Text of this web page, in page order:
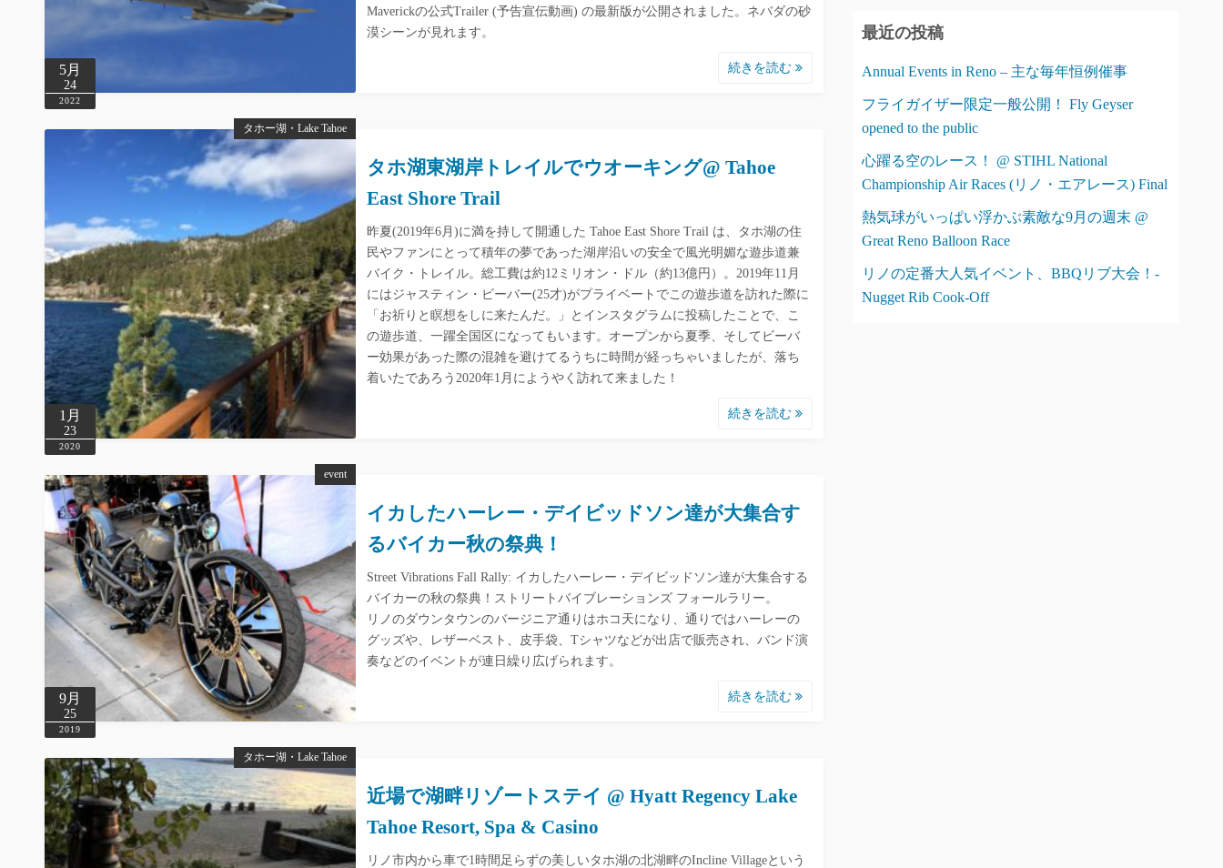
5月
24
2022
Maverickの公式Trailer (予告宣伝動画) の最新版が公開されました。ネバダの砂
漠シーンが見れます。
続きを読む
タホー湖・Lake Tahoe
1月
23
2020
タホ湖東湖岸トレイルでウオーキング@ Tahoe
East Shore Trail
昨夏(2019年6月)に満を持して開通した Tahoe East Shore Trail は、タホ湖の住
民やファンにとって積年の夢であった湖岸沿いの安全で風光明媚な遊歩道兼
バイク・トレイル。総工費は約12ミリオン・ドル（約13億円）。2019年11月
にはジャスティン・ビーバー(25才)がプライベートでこの遊歩道を訪れた際に
「お祈りと瞑想をしに来たんだ。」とインスタグラムに投稿したことで、こ
の遊歩道、一躍全国区になってもいます。オープンから夏季、そしてビーバ
ー効果があった際の混雑を避けてるうちに時間が経っちゃいましたが、落ち
着いたであろう2020年1月にようやく訪れて来ました！
続きを読む
event
9月
25
2019
イカしたハーレー・デイビッドソン達が大集合す
るバイカー秋の祭典！
Street Vibrations Fall Rally: イカしたハーレー・デイビッドソン達が大集合する
バイカーの秋の祭典！ストリートバイブレーションズ フォールラリー。
リノのダウンタウンのバージニア通りはホコ天になり、通りではハーレーの
グッズや、レザーベスト、皮手袋、Tシャツなどが出店で販売され、バンド演
奏などのイベントが連日繰り広げられます。
続きを読む
タホー湖・Lake Tahoe
近場で湖畔リゾートステイ @ Hyatt Regency Lake
Tahoe Resort, Spa & Casino
リノ市内から車で1時間足らずの美しいタホ湖の北湖畔のIncline Villageという
ー
最近の投稿
Annual Events in Reno – 主な毎年恒例催事
フライガイザー限定一般公開！ Fly Geyser
opened to the public
心躍る空のレース！ @ STIHL National
Championship Air Races (リノ・エアレース) Final
熱気球がいっぱい浮かぶ素敵な9月の週末 @
Great Reno Balloon Race
リノの定番大人気イベント、BBQリブ大会！-
Nugget Rib Cook-Off